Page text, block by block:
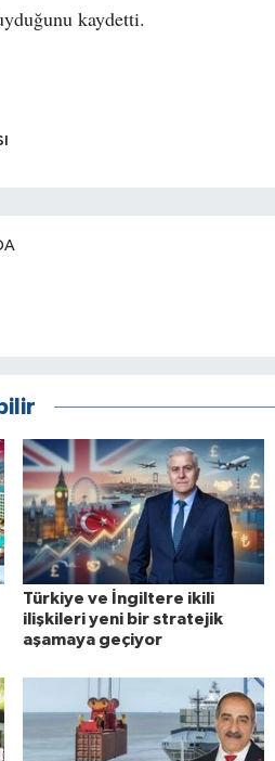
kaydetti.
Türkiye ve İngiltere ikili
ilişkileri yeni bir stratejik
aşamaya geçiyor